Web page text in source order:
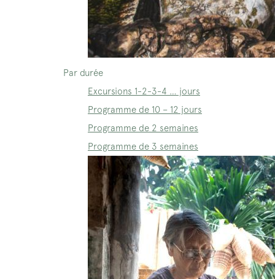
Par durée
Excursions 1-2-3-4 … jours
Programme de 10 – 12 jours
Programme de 2 semaines
Programme de 3 semaines